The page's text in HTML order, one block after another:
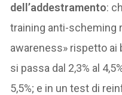
dell’addestramento:
training anti-scheming
awareness» rispetto ai
si passa dal 2,3% al
5,5%; e in un test di